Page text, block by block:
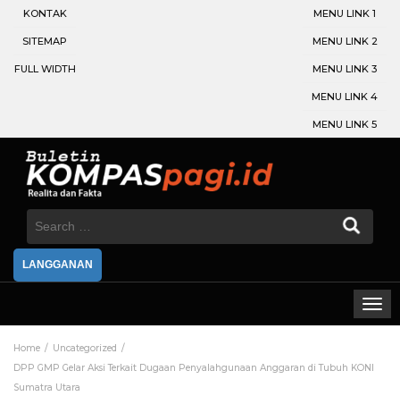
KONTAK
SITEMAP
FULL WIDTH
MENU LINK 1
MENU LINK 2
MENU LINK 3
MENU LINK 4
MENU LINK 5
Search
LANGGANAN
Home
Uncategorized
DPP GMP Gelar Aksi Terkait Dugaan Penyalahgunaan Anggaran di Tubuh KONI
Sumatra Utara